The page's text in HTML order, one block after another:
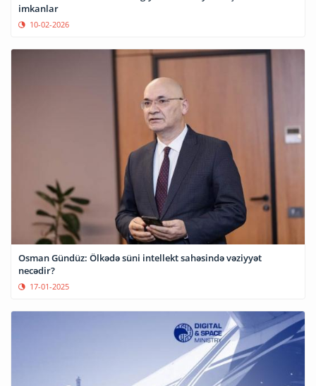
imkanlar
10-02-2026
Osman Gündüz: Ölkədə süni intellekt sahəsində vəziyyət
necədir?
17-01-2025